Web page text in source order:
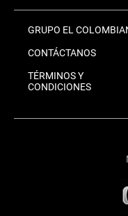
GRUPO EL
CONTÁCTANOS
TÉRMINOS Y
CONDICIONES